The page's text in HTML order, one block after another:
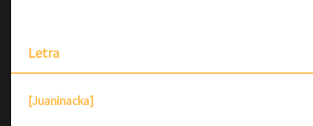
Letra
[Juaninacka]